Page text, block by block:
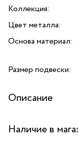
Коллекция:
Цвет металла:
Основа материал:
Размер подвески:
Описание
и подвеской-
Наличие в